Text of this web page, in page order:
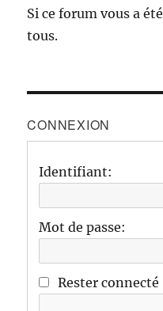
Si ce forum vous a
tous.
CONNEXION
Identifiant:
Mot de passe:
Rester connecté